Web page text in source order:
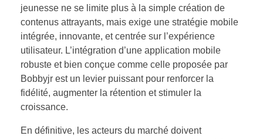
jeunesse ne se limite plus à la simple création de
contenus attrayants, mais exige une stratégie mobile
intégrée, innovante, et centrée sur l’expérience
utilisateur. L’intégration d’une application mobile
robuste et bien conçue comme celle proposée par
Bobbyjr est un levier puissant pour renforcer la
fidélité, augmenter la rétention et stimuler la
croissance.
En définitive, les acteurs du marché doivent